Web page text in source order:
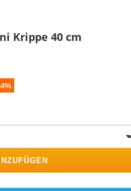
Krippe 40 cm